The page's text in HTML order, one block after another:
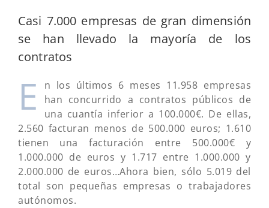
Casi 7.000 empresas de gran dimensión
se han llevado la mayoría de los
contratos
E
n los últimos 6 meses 11.958 empresas
han concurrido a contratos públicos de
una cuantía inferior a 100.000€. De ellas,
2.560 facturan menos de 500.000 euros; 1.610
tienen una facturación entre 500.000€ y
1.000.000 de euros y 1.717 entre 1.000.000 y
2.000.000 de euros…Ahora bien, sólo 5.019 del
total son pequeñas empresas o trabajadores
autónomos.